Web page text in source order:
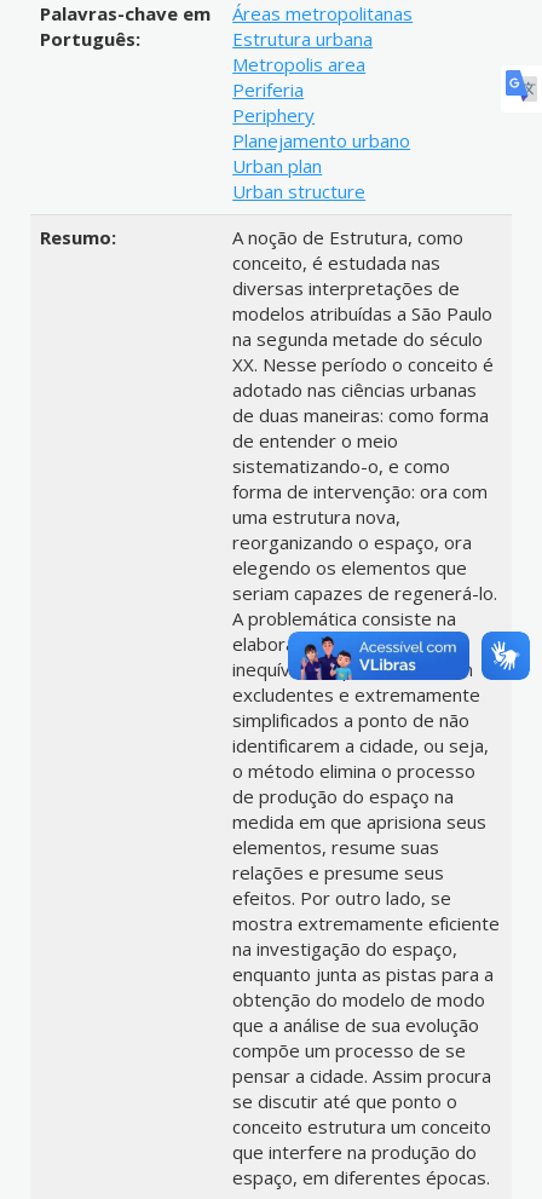
Palavras-chave em
Português:
Áreas metropolitanas
Estrutura urbana
Metropolis area
Periferia
Periphery
Planejamento urbano
Urban plan
Urban structure
Resumo:
A noção de Estrutura, como
conceito, é estudada nas
diversas interpretações de
modelos atribuídas a São Paulo
na segunda metade do século
XX. Nesse período o conceito é
adotado nas ciências urbanas
de duas maneiras: como forma
de entender o meio
sistematizando-o, e como
forma de intervenção: ora com
uma estrutura nova,
reorganizando o espaço, ora
elegendo os elementos que
seriam capazes de regenerá-lo.
A problemática consiste na
elaboração de modelos
inequívocos que se mostram
excludentes e extremamente
simplificados a ponto de não
identificarem a cidade, ou seja,
o método elimina o processo
de produção do espaço na
medida em que aprisiona seus
elementos, resume suas
relações e presume seus
efeitos. Por outro lado, se
mostra extremamente eficiente
na investigação do espaço,
enquanto junta as pistas para a
obtenção do modelo de modo
que a análise de sua evolução
compõe um processo de se
pensar a cidade. Assim procura
se discutir até que ponto o
conceito estrutura um conceito
que interfere na produção do
espaço, em diferentes épocas.